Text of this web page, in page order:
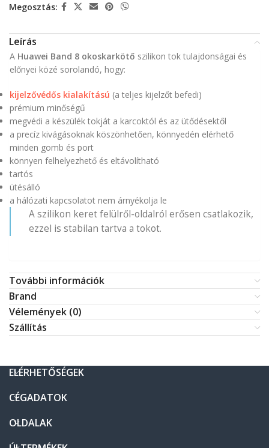
Megosztás:
Leírás
A Huawei Band 8 okoskarkötő szilikon tok tulajdonságai és
előnyei közé sorolandó, hogy:
kijelzővédős kialakítású (a teljes kijelzőt befedi)
prémium minőségű
megvédi a készülék tokját a karcoktól és az ütődésektől
a precíz kivágásoknak köszönhetően, könnyedén elérhető
minden gomb és port
könnyen felhelyezhető és eltávolítható
tartós
ütésálló
a hálózati kapcsolatot nem árnyékolja le
A szilikon keret felülről-oldalról erősen csatlakozik,
ezzel is stabilan tartva a tokot.
További információk
Brand
Vélemények (0)
Szállítás
ELÉRHETŐSÉGEK
CÉGADATOK
OLDALAK